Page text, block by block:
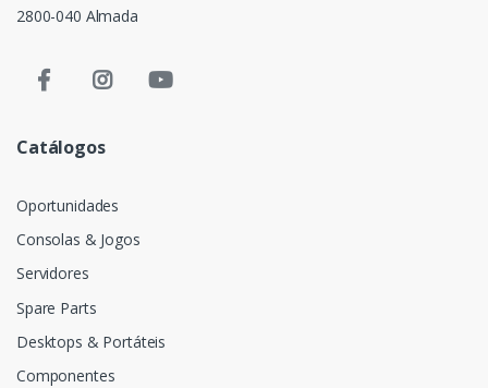
2800-040 Almada
Catálogos
Oportunidades
Consolas & Jogos
Servidores
Spare Parts
Desktops & Portáteis
Componentes